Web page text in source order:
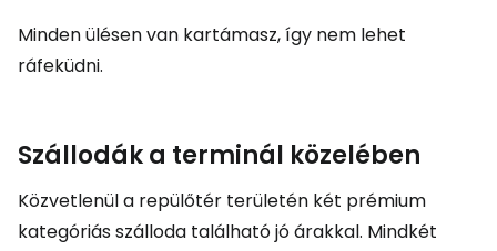
Minden ülésen van kartámasz, így nem lehet
ráfeküdni.
Szállodák a terminál közelében
Közvetlenül a repülőtér területén két prémium
kategóriás szálloda található jó árakkal. Mindkét